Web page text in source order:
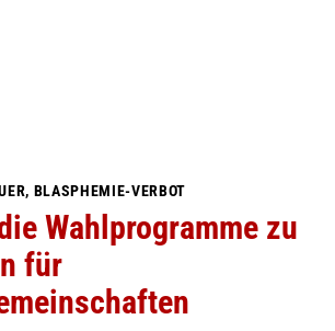
BLASPHEMIE-VERBOT
Wahlprogramme zu
für